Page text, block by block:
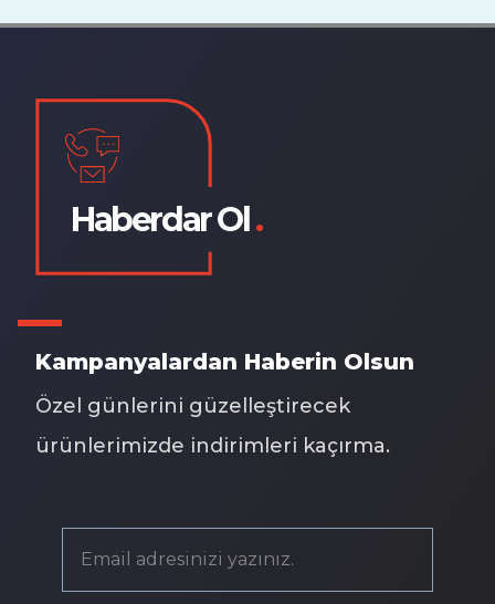
Haberdar Ol.
Kampanyalardan Haberin Olsun
Özel günlerini güzelleştirecek
ürünlerimizde indirimleri kaçırma.